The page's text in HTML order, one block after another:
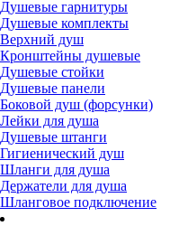
Душевые гарнитуры
Душевые комплекты
Верхний душ
Кронштейны душевые
Душевые стойки
Душевые панели
Боковой душ (форсунки)
Лейки для душа
Душевые штанги
Гигиенический душ
Шланги для душа
Держатели для душа
Шланговое подключение